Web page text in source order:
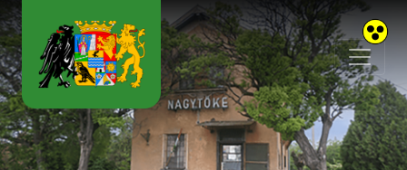
Skip to main content